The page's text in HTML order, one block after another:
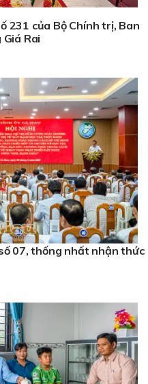
231 của Bộ Chính trị, Ban
Rai
07, thống nhất nhận thức